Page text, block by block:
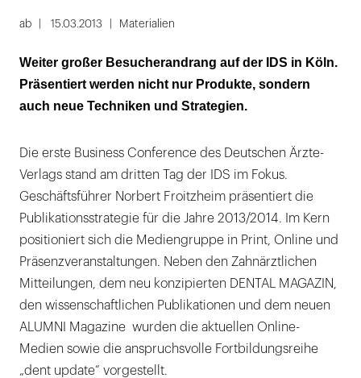
ab 15.03.2013 Materialien
Weiter großer Besucherandrang auf der IDS in Köln.
Präsentiert werden nicht nur Produkte, sondern
auch neue Techniken und Strategien.
Die erste Business Conference des Deutschen Ärzte-
Verlags stand am dritten Tag der IDS im Fokus.
Geschäftsführer Norbert Froitzheim präsentiert die
Publikationsstrategie für die Jahre 2013/2014. Im Kern
positioniert sich die Mediengruppe in Print, Online und
Präsenzveranstaltungen. Neben den Zahnärztlichen
Mitteilungen, dem neu konzipierten DENTAL MAGAZIN,
den wissenschaftlichen Publikationen und dem neuen
ALUMNI Magazine wurden die aktuellen Online-
Medien sowie die anspruchsvolle Fortbildungsreihe
„dent update“ vorgestellt.